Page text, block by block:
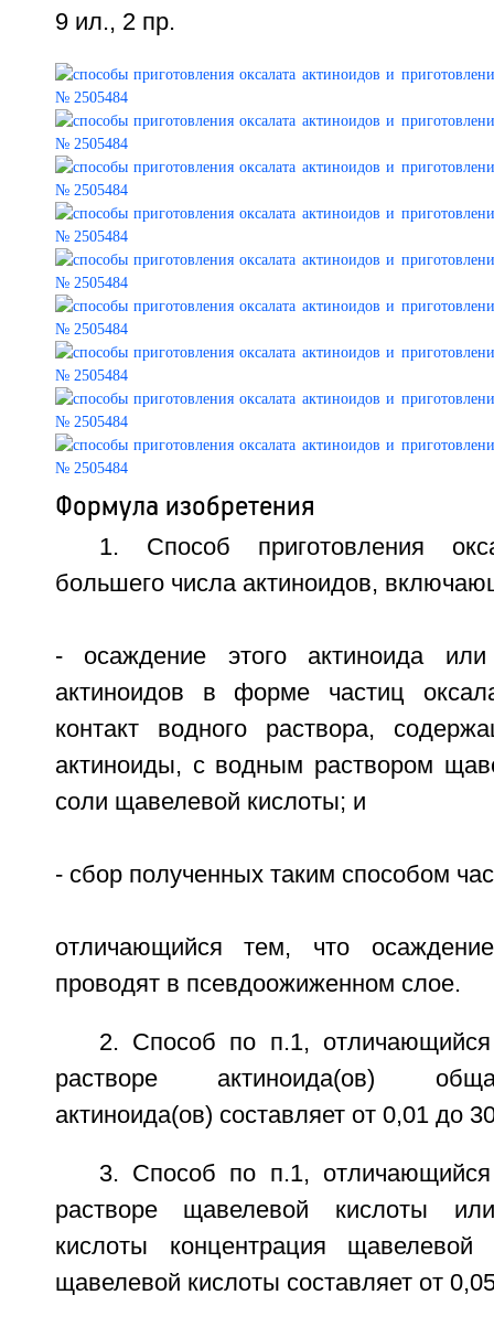
9 ил., 2 пр.
Формула изобретения
1. Способ приготовления
большего числа актиноидов,
- осаждение этого актиноида
актиноидов в форме частиц
контакт водного раствора,
актиноиды, с водным раствором
соли щавелевой кислоты; и
- сбор полученных таким способом
отличающийся тем, что
проводят в псевдоожиженном слое.
2. Способ по п.1,
растворе актиноида(ов)
актиноида(ов) составляет от 0,01 до
3. Способ по п.1,
растворе щавелевой кислоты
кислоты концентрация
щавелевой кислоты составляет от